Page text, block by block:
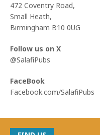
472 Coventry Road,
Small Heath,
Birmingham B10 0UG
Follow us on X
@SalafiPubs
FaceBook
Facebook.com/SalafiPubs